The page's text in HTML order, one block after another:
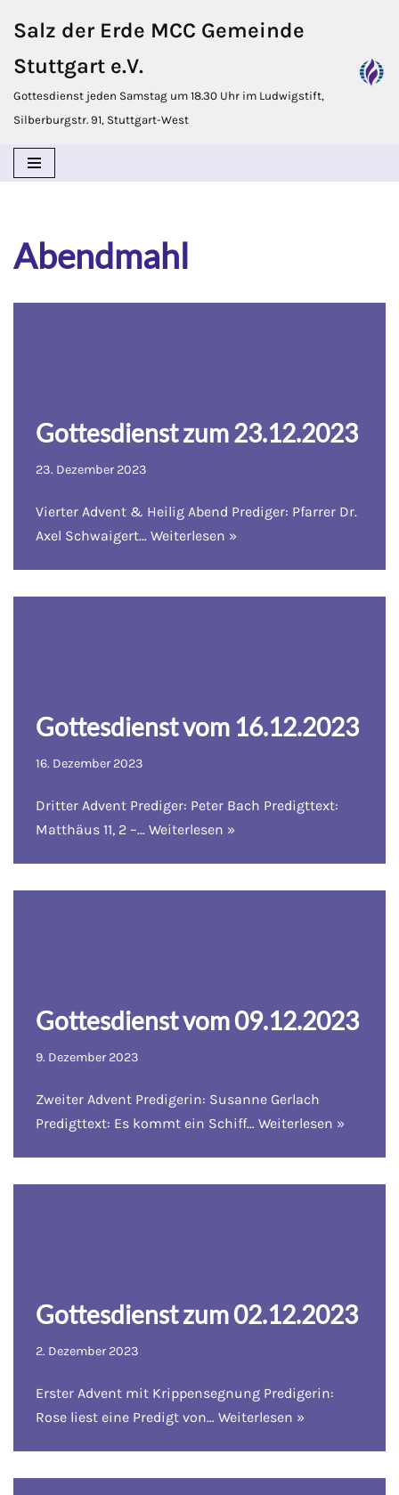
Inhalt
springen
Salz der Erde MCC Gemeinde
Stuttgart e.V.
Gottesdienst jeden Samstag um 18.30 Uhr im Ludwigstift,
Silberburgstr. 91, Stuttgart-West
Abendmahl
Gottesdienst zum 23.12.2023
23. Dezember 2023
Vierter Advent & Heilig Abend Prediger: Pfarrer Dr.
Axel Schwaigert… Weiterlesen »
Gottesdienst vom 16.12.2023
16. Dezember 2023
Dritter Advent Prediger: Peter Bach Predigttext:
Matthäus 11, 2 –… Weiterlesen »
Gottesdienst vom 09.12.2023
9. Dezember 2023
Zweiter Advent Predigerin: Susanne Gerlach
Predigttext: Es kommt ein Schiff… Weiterlesen »
Gottesdienst zum 02.12.2023
2. Dezember 2023
Erster Advent mit Krippensegnung Predigerin:
Rose liest eine Predigt von… Weiterlesen »